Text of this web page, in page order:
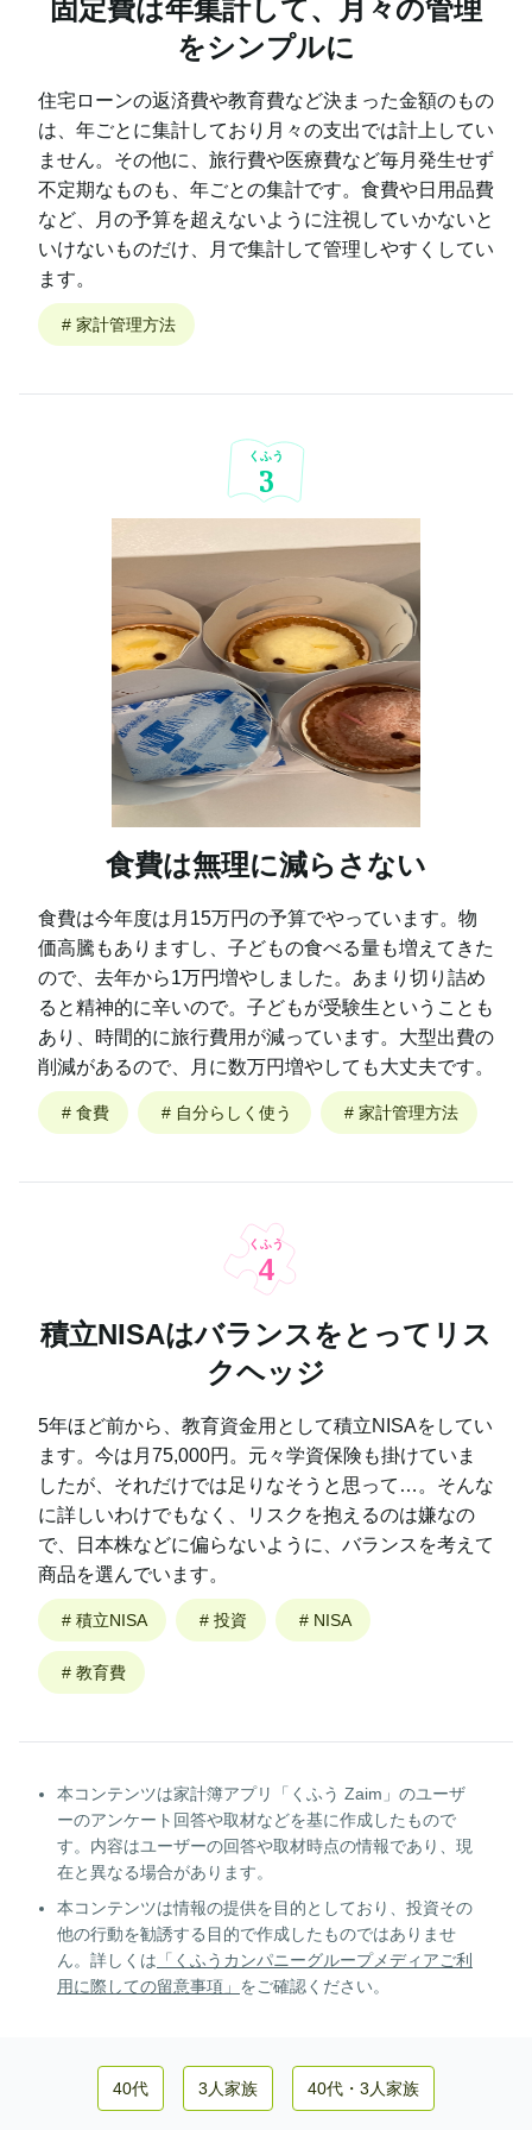
固定費は年集計して、月々の管理
をシンプルに
住宅ローンの返済費や教育費など決まった金額のもの
は、年ごとに集計しており月々の支出では計上してい
ません。その他に、旅行費や医療費など毎月発生せず
不定期なものも、年ごとの集計です。食費や日用品費
など、月の予算を超えないように注視していかないと
いけないものだけ、月で集計して管理しやすくしてい
ます。
# 家計管理方法
くふう
3
食費は無理に減らさない
食費は今年度は月15万円の予算でやっています。物
価高騰もありますし、子どもの食べる量も増えてきた
ので、去年から1万円増やしました。あまり切り詰め
ると精神的に辛いので。子どもが受験生ということも
あり、時間的に旅行費用が減っています。大型出費の
削減があるので、月に数万円増やしても大丈夫です。
# 食費 # 自分らしく使う # 家計管理方法
くふう
4
積立NISAはバランスをとってリス
クヘッジ
5年ほど前から、教育資金用として積立NISAをしてい
ます。今は月75,000円。元々学資保険も掛けていま
したが、それだけでは足りなそうと思って…。そんな
に詳しいわけでもなく、リスクを抱えるのは嫌なの
で、日本株などに偏らないように、バランスを考えて
商品を選んでいます。
# 積立NISA # 投資 # NISA
# 教育費
本コンテンツは家計簿アプリ「くふう Zaim」のユーザ
ーのアンケート回答や取材などを基に作成したもので
す。内容はユーザーの回答や取材時点の情報であり、現
在と異なる場合があります。
本コンテンツは情報の提供を目的としており、投資その
他の行動を勧誘する目的で作成したものではありませ
ん。詳しくは 「くふうカンパニーグループメディアご利
用に際しての留意事項」 をご確認ください。
40代 3人家族 40代 ・ 3人家族